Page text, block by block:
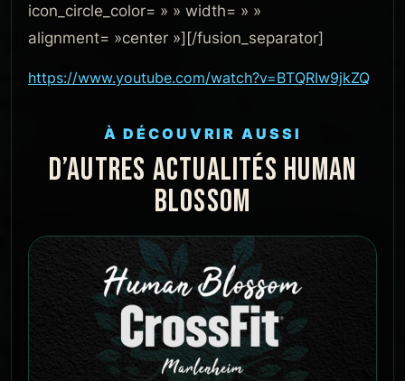
icon_circle_color= » » width= » »
alignment= »center »][/fusion_separator]
https://www.youtube.com/watch?v=BTQRIw9jkZQ
À DÉCOUVRIR AUSSI
D’AUTRES ACTUALITÉS HUMAN
BLOSSOM